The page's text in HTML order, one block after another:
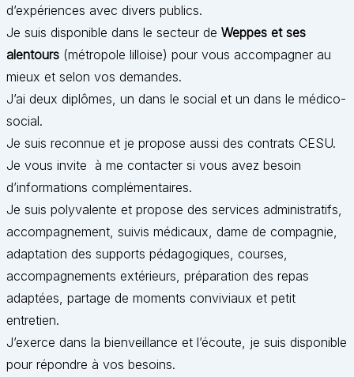
d’expériences avec divers publics.
Je suis disponible dans le secteur de Weppes et ses
alentours (métropole lilloise) pour vous accompagner au
mieux et selon vos demandes.
J’ai deux diplômes, un dans le social et un dans le médico-
social.
Je suis reconnue et je propose aussi des contrats CESU.
Je vous invite à me contacter si vous avez besoin
d’informations complémentaires.
Je suis polyvalente et propose des services administratifs,
accompagnement, suivis médicaux, dame de compagnie,
adaptation des supports pédagogiques, courses,
accompagnements extérieurs, préparation des repas
adaptées, partage de moments conviviaux et petit
entretien.
J’exerce dans la bienveillance et l’écoute, je suis disponible
pour répondre à vos besoins.